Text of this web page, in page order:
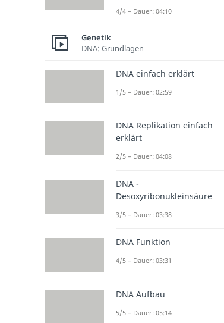
4/4 – Dauer: 04:10
Genetik
DNA: Grundlagen
DNA einfach erklärt
1/5 – Dauer: 02:59
DNA Replikation einfach
erklärt
2/5 – Dauer: 04:08
DNA -
Desoxyribonukleinsäure
3/5 – Dauer: 03:38
DNA Funktion
4/5 – Dauer: 03:31
DNA Aufbau
5/5 – Dauer: 05:14